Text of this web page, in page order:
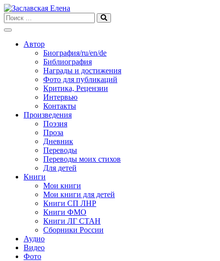
Skip
to
content
Автор
Биография/ru/en/de
Библиография
Награды и достижения
Фото для публикаций
Критика, Рецензии
Интервью
Контакты
Произведения
Поэзия
Проза
Дневник
Переводы
Переводы моих стихов
Для детей
Книги
Мои книги
Мои книги для детей
Книги СП ЛНР
Книги ФМО
Книги ЛГ СТАН
Сборники России
Аудио
Видео
Фото